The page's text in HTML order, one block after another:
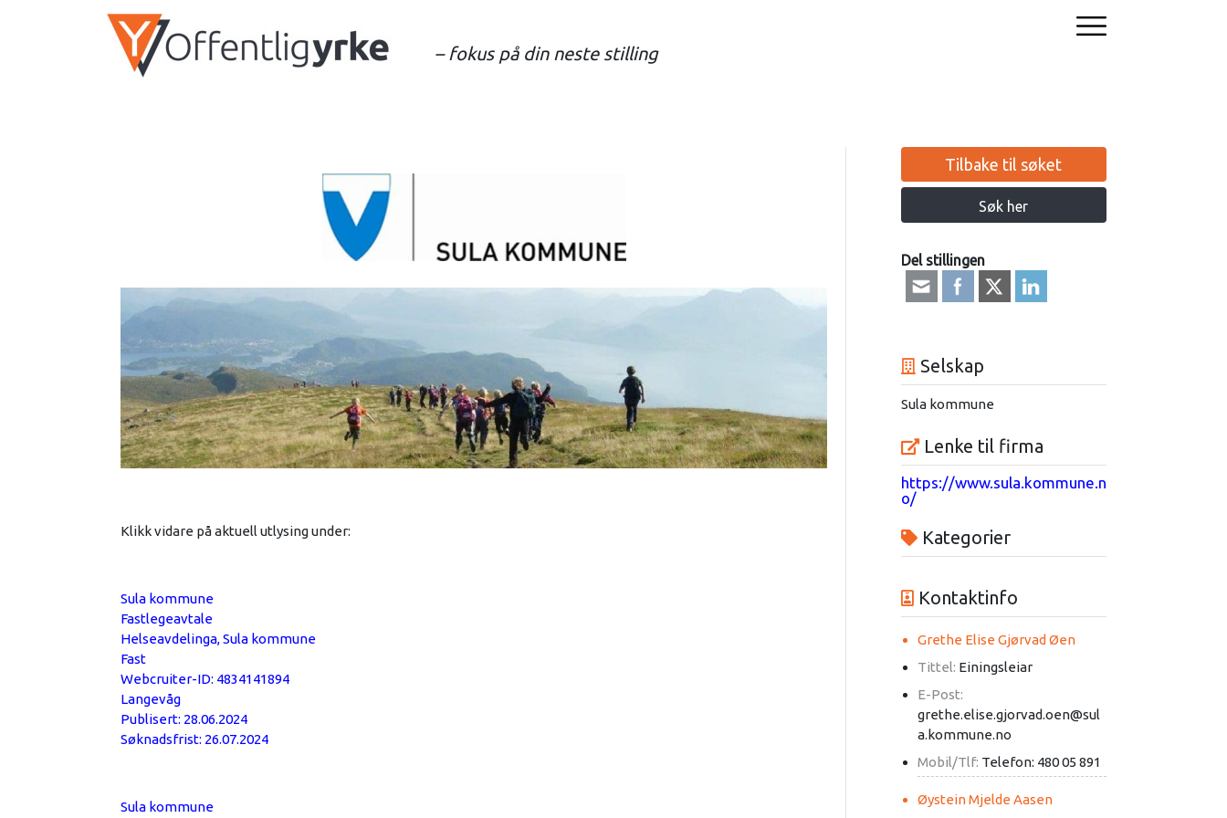
– fokus på din neste stilling
Klikk vidare på aktuell utlysing under:
Sula kommune
Fastlegeavtale
Helseavdelinga, Sula kommune
Fast
Webcruiter-ID: 4834141894
Langevåg
Publisert: 28.06.2024
Søknadsfrist: 26.07.2024
Sula kommune
Tilbake til søket
Søk her
Del stillingen
Selskap
Sula kommune
Lenke til firma
https://www.sula.kommune.n
o/
Kategorier
Kontaktinfo
Grethe Elise Gjørvad Øen
Tittel: Einingsleiar
E-Post:
grethe.elise.gjorvad.oen@sul
a.kommune.no
Mobil/Tlf: Telefon: 480 05 891
Øystein Mjelde Aasen